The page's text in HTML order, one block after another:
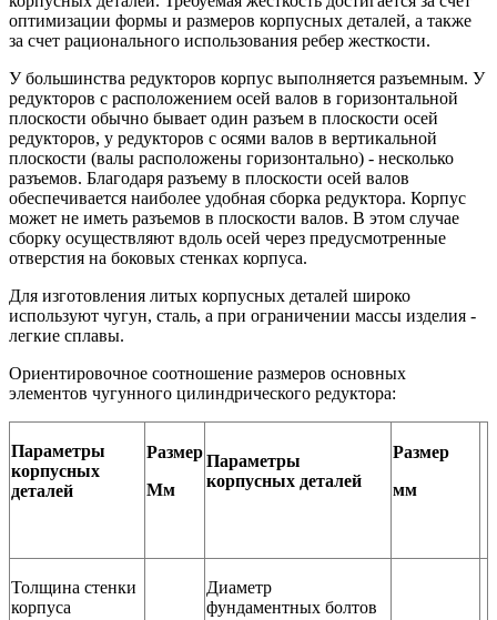
оптимизации формы и размеров корпусных деталей, а также
за счет рационального использования ребер жесткости.
У большинства редукторов корпус выполняется разъемным. У
редукторов с расположением осей валов в горизонтальной
плоскости обычно бывает один разъем в плоскости осей
редукторов, у редукторов с осями валов в вертикальной
плоскости (валы расположены горизонтально) - несколько
разъемов. Благодаря разъему в плоскости осей валов
обеспечивается наиболее удобная сборка редуктора. Корпус
может не иметь разъемов в плоскости валов. В этом случае
сборку осуществляют вдоль осей через предусмотренные
отверстия на боковых стенках корпуса.
Для изготовления литых корпусных деталей широко
используют чугун, сталь, а при ограничении массы изделия -
легкие сплавы.
Ориентировочное соотношение размеров основных
элементов чугунного цилиндрического редуктора:
Параметры
корпусных
деталей
Размер
Мм
Параметры
корпусных деталей
Размер
мм
Толщина стенки
корпуса
Диаметр
фундаментных болтов